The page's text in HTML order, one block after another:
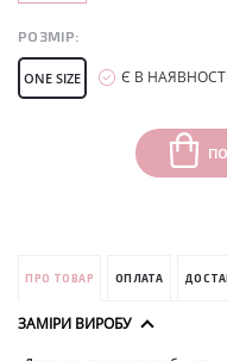
РОЗМІР:
ONE SIZE Є В
ПРО ТОВАР ОПЛАТА
ЗАМІРИ ВИРОБУ